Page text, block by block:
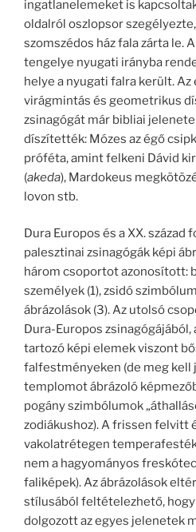
ingatlanelemeket is
oldalról oszlopsor
szomszédos ház fala zárta le.
tengelye nyugati irányba
helye a nyugati falra került. Az
virágmintás és geometrikus
zsinagógát már bibliai
díszítették: Mózes az égő
próféta, amint felkeni Dávid
(akeda), Mardokeus
lovon stb.
Dura Europos és a XX.
palesztinai zsinagógák képi
három csoportot azonosított:
személyek (1), zsidó
ábrázolások (3). Az utolsó
Dura-Europos
tartozó képi elemek viszont
falfestményeken (de meg kell
templomot ábrázoló
pogány szimbólumok
zodiákushoz). A frissen felvitt
vakolatrétegen
nem a hagyományos
faliképek). Az ábrázolások
stílusából feltételezhető,
dolgozott az egyes jelenetek